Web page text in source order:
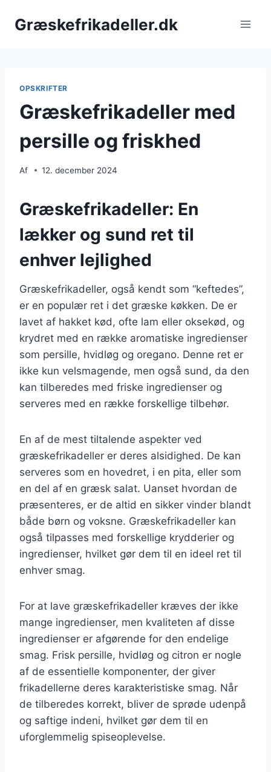
Græskefrikadeller.dk
OPSKRIFTER
Græskefrikadeller med
persille og friskhed
Af 12. december 2024
Græskefrikadeller: En
lækker og sund ret til
enhver lejlighed
Græskefrikadeller, også kendt som “keftedes”,
er en populær ret i det græske køkken. De er
lavet af hakket kød, ofte lam eller oksekød, og
krydret med en række aromatiske ingredienser
som persille, hvidløg og oregano. Denne ret er
ikke kun velsmagende, men også sund, da den
kan tilberedes med friske ingredienser og
serveres med en række forskellige tilbehør.
En af de mest tiltalende aspekter ved
græskefrikadeller er deres alsidighed. De kan
serveres som en hovedret, i en pita, eller som
en del af en græsk salat. Uanset hvordan de
præsenteres, er de altid en sikker vinder blandt
både børn og voksne. Græskefrikadeller kan
også tilpasses med forskellige krydderier og
ingredienser, hvilket gør dem til en ideel ret til
enhver smag.
For at lave græskefrikadeller kræves der ikke
mange ingredienser, men kvaliteten af disse
ingredienser er afgørende for den endelige
smag. Frisk persille, hvidløg og citron er nogle
af de essentielle komponenter, der giver
frikadellerne deres karakteristiske smag. Når
de tilberedes korrekt, bliver de sprøde udenpå
og saftige indeni, hvilket gør dem til en
uforglemmelig spiseoplevelse.